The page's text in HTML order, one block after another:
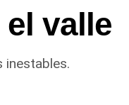
valle
inestables.